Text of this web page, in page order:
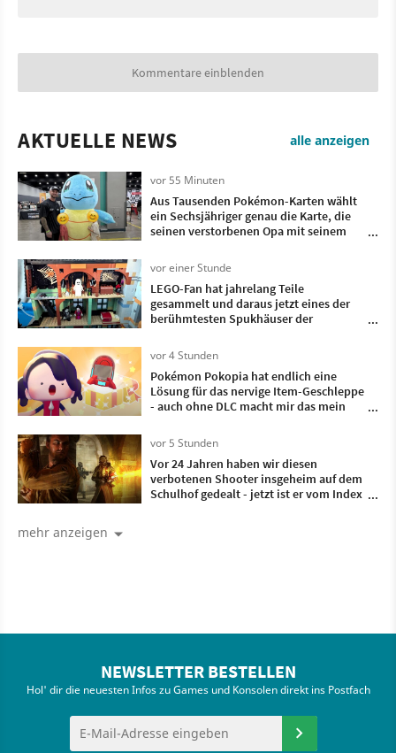
Kommentare einblenden
AKTUELLE NEWS alle anzeigen
vor 55 Minuten
Aus Tausenden Pokémon-Karten wählt
ein Sechsjähriger genau die Karte, die
seinen verstorbenen Opa mit seinem
vor einer Stunde
LEGO-Fan hat jahrelang Teile
gesammelt und daraus jetzt eines der
berühmtesten Spukhäuser der
vor 4 Stunden
Pokémon Pokopia hat endlich eine
Lösung für das nervige Item-Geschleppe
- auch ohne DLC macht mir das mein
vor 5 Stunden
Vor 24 Jahren haben wir diesen
verbotenen Shooter insgeheim auf dem
Schulhof gedealt - jetzt ist er vom Index
mehr anzeigen
NEWSLETTER BESTELLEN
Hol' dir die neuesten Infos zu Games und Konsolen direkt ins Postfach